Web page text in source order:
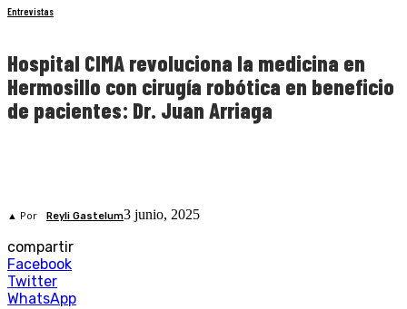
Entrevistas
Hospital CIMA revoluciona la medicina en
Hermosillo con cirugía robótica en beneficio
de pacientes: Dr. Juan Arriaga
▲ Por Reyli Gastelum3 junio, 2025
compartir
Facebook
Twitter
WhatsApp